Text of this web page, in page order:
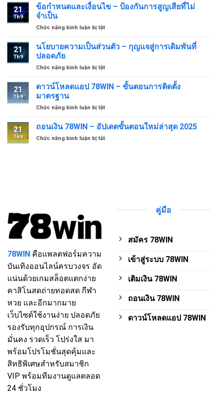
เดียว
เล่น
ความ
ระบบ
ง่ายดาย
อัปเดต
21
Th9
ข้อกำหนดและเงื่อนไข – ป้องกันการสูญเสียที่ไม่
จำเป็น
Chức năng bình luận bị tắtở
กำหนด
–
การ
ที่
จำเป็น
21
Th9
นโยบายความเป็นส่วนตัว – กุญแจสู่การเดิมพันที่
ปลอดภัย
Chức năng bình luận bị tắtở
ความ
ตัว
กุญแจ
การ
21
Th9
ดาวน์โหลดแอป 78WIN – ขั้นตอนการติดตั้ง
มาตรฐาน
Chức năng bình luận bị tắtở
โหลด
78WIN
21
Th9
ถอนเงิน 78WIN – อัปเดตขั้นตอนใหม่ล่าสุด 2025
Chức năng bình luận bị tắtở
78WIN คือแพลตฟอร์มความ
บันเทิงออนไลน์ครบวงจร อัด
แน่นด้วยเกมสล็อตแตกง่าย
คาสิโนสดถ่ายทอดสด กีฬา
หวย และอีกมากมาย
เว็บไซต์ใช้งานง่าย ปลอดภัย
รองรับทุกอุปกรณ์ การเงิน
มั่นคง รวดเร็ว โปร่งใส มา
พร้อมโปรโมชั่นสุดคุ้มและ
สิทธิพิเศษสำหรับสมาชิก
VIP พร้อมทีมงานดูแลตลอด
24 ชั่วโมง
คู่มือ
สมัคร 78WIN
เข้าสู่ระบบ 78WIN
เติมเงิน 78WIN
ถอนเงิน 78WIN
ดาวน์โหลดแอป 78WIN